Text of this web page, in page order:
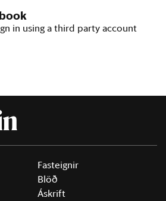
in using a third party account
Fasteignir
Blöð
Áskrift